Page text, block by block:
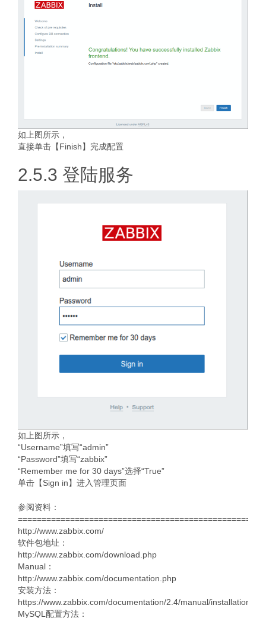
如上图所示，
直接单击【Finish】完成配置
2.5.3 登陆服务
如上图所示，
“Username”填写“admin”
“Password”填写“zabbix”
“Remember me for 30 days”选择“True”
单击【Sign in】进入管理页面
参阅资料：
http://www.zabbix.com/
软件包地址：
http://www.zabbix.com/download.php
Manual：
http://www.zabbix.com/documentation.php
安装方法：
https://www.zabbix.com/documentation/2.4/manual/installation/
MySQL配置方法：